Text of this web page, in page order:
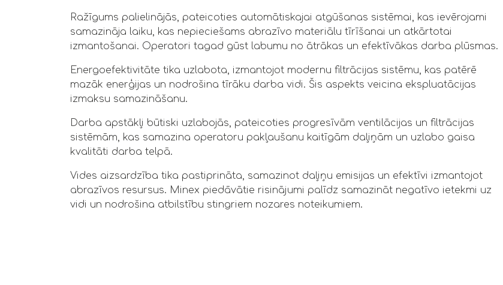
Ražīgums palielinājās, pateicoties automātiskajai atgūšanas sistēmai, kas ievērojami
samazināja laiku, kas nepieciešams abrazīvo materiālu tīrīšanai un atkārtotai
izmantošanai. Operatori tagad gūst labumu no ātrākas un efektīvākas darba plūsmas.
Energoefektivitāte tika uzlabota, izmantojot modernu filtrācijas sistēmu, kas patērē
mazāk enerģijas un nodrošina tīrāku darba vidi. Šis aspekts veicina ekspluatācijas
izmaksu samazināšanu.
Darba apstākļi būtiski uzlabojās, pateicoties progresīvām ventilācijas un filtrācijas
sistēmām, kas samazina operatoru pakļaušanu kaitīgām daļiņām un uzlabo gaisa
kvalitāti darba telpā.
Vides aizsardzība tika pastiprināta, samazinot daļiņu emisijas un efektīvi izmantojot
abrazīvos resursus. Minex piedāvātie risinājumi palīdz samazināt negatīvo ietekmi uz
vidi un nodrošina atbilstību stingriem nozares noteikumiem.